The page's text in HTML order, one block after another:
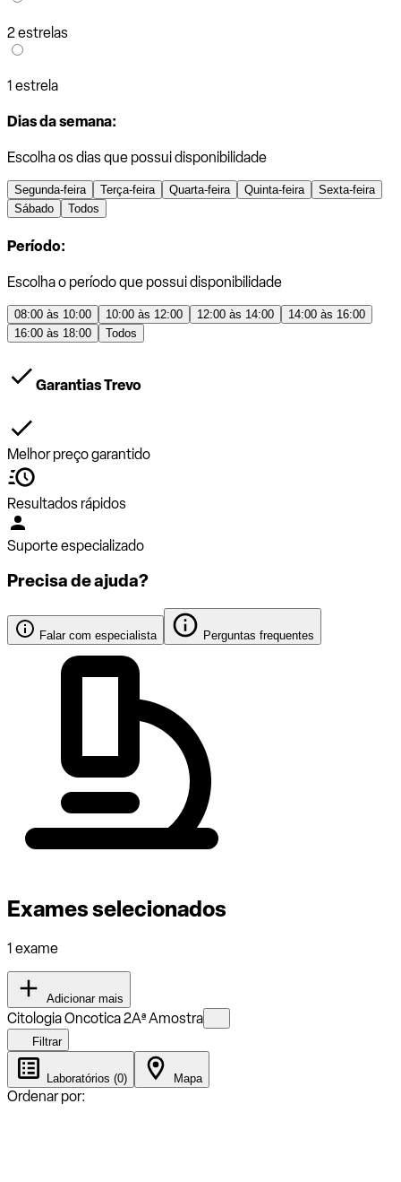
2 estrelas
1 estrela
Dias da semana:
Escolha os dias que possui disponibilidade
Segunda-feira Terça-feira Quarta-feira Quinta-feira
Sexta-feira
Sábado
Todos
Período:
Escolha o período que possui disponibilidade
08:00 às 10:00 10:00 às 12:00 12:00 às 14:00
14:00 às 16:00
16:00 às 18:00
Todos
Garantias Trevo
Melhor preço garantido
Resultados rápidos
Suporte especializado
Precisa de ajuda?
Falar com especialista Perguntas frequentes
Exames selecionados
1 exame
Adicionar mais
Citologia Oncotica 2Aª Amostra
Filtrar
Laboratórios (0) Mapa
Ordenar por: